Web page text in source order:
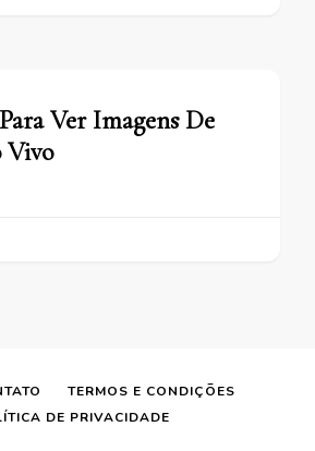
Ver Imagens De
Vivo
TERMOS E CONDIÇÕES
DE PRIVACIDADE